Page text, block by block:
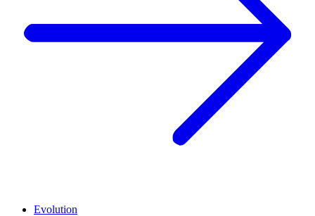
Evolution